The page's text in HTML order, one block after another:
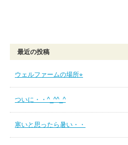
最近の投稿
ウェルファームの場所⭐︎
ついに・・^_^^_^
寒いと思ったら暑い・・